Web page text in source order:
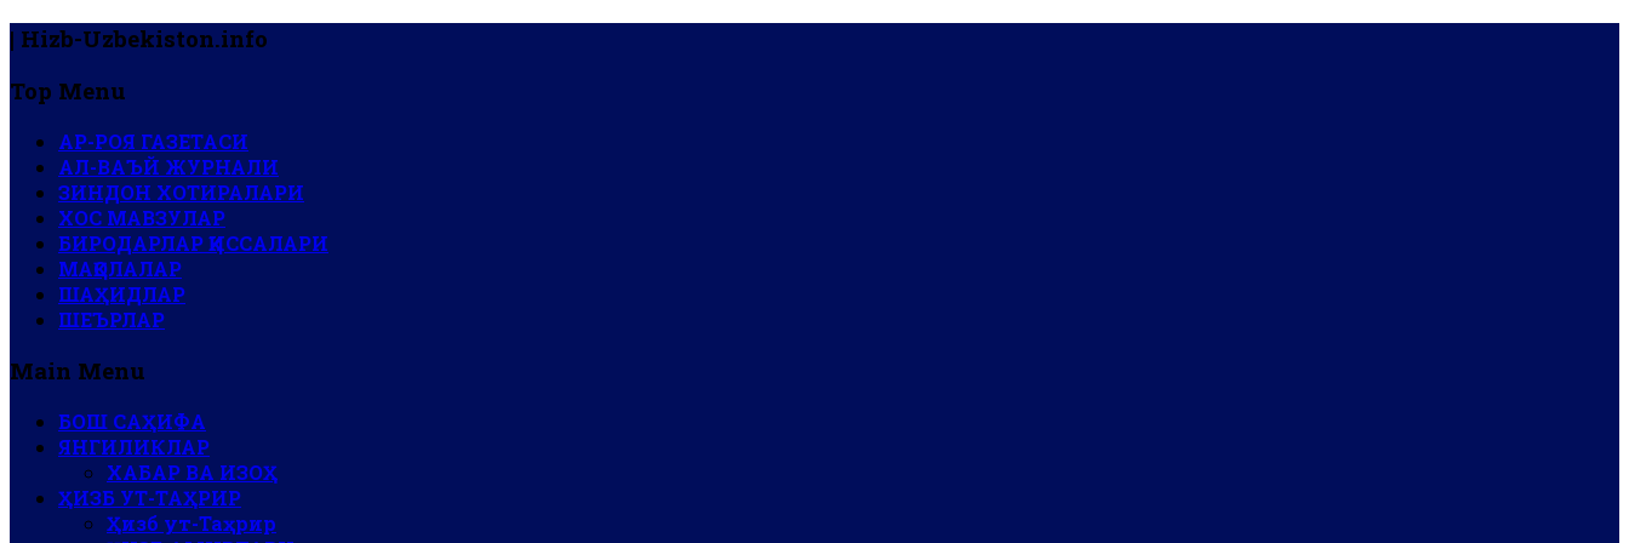
| Hizb-Uzbekiston.info
Top Menu
АР-РОЯ ГАЗЕТАСИ
АЛ-ВАЪЙ ЖУРНАЛИ
ЗИНДОН ХОТИРАЛАРИ
ХОС МАВЗУЛАР
БИРОДАРЛАР ҚИССАЛАРИ
МАҚОЛАЛАР
ШАҲИДЛАР
ШЕЪРЛАР
Main Menu
БОШ САҲИФА
ЯНГИЛИКЛАР
ХАБАР ВА ИЗОҲ
ҲИЗБ УТ-ТАҲРИР
Ҳизб ут-Таҳрир